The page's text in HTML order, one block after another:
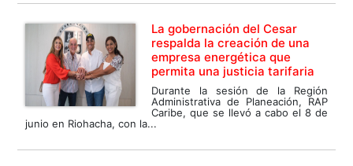
La gobernación del Cesar
respalda la creación de una
empresa energética que
permita una justicia tarifaria
Durante la sesión de la Región
Administrativa de Planeación, RAP
Caribe, que se llevó a cabo el 8 de
junio en Riohacha, con la...